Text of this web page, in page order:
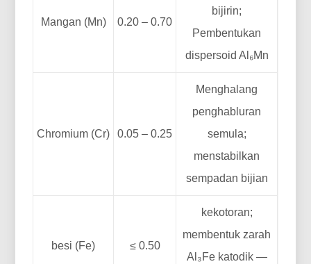
Mangan (Mn) 0.20 – 0.70
bijirin;
Pembentukan
dispersoid Al₆Mn
Chromium (Cr) 0.05 – 0.25
Menghalang
penghabluran
semula;
menstabilkan
sempadan bijian
besi (Fe) ≤ 0.50
kekotoran;
membentuk zarah
Al₃Fe katodik —